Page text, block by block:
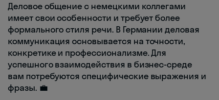
Деловое общение с немецкими коллегами
имеет свои особенности и требует более
формального стиля речи. В Германии деловая
коммуникация основывается на точности,
конкретике и профессионализме. Для
успешного взаимодействия в бизнес-среде
вам потребуются специфические выражения и
фразы. 💼